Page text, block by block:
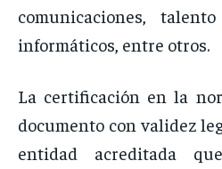
comunicaciones,
informáticos, entre otros.
La certificación en la
documento con validez
entidad acreditada